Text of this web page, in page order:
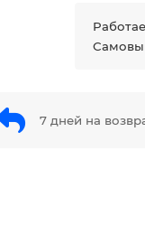
7 дней на